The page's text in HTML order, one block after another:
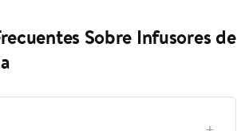
Sobre Infusores de